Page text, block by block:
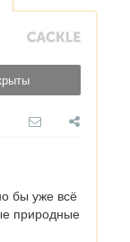
бы уже всё
природные